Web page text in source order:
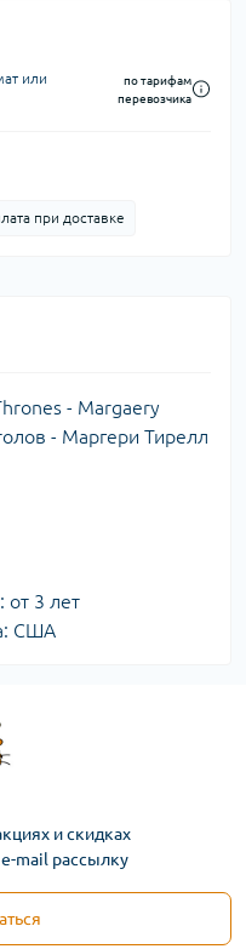
или
по тарифам
перевозчика
при доставке
- Margaery
- Маргери Тирелл
от 3 лет
США
и скидках
mail рассылку